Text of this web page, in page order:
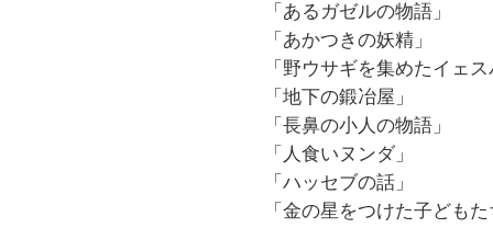
「あるガゼルの物語」
「あかつきの妖精」
「野ウサギを集めたイェ
「地下の鍛冶屋」
「長鼻の小人の物語」
「人食いヌンダ」
「ハッセブの話」
「金の星をつけた子ども